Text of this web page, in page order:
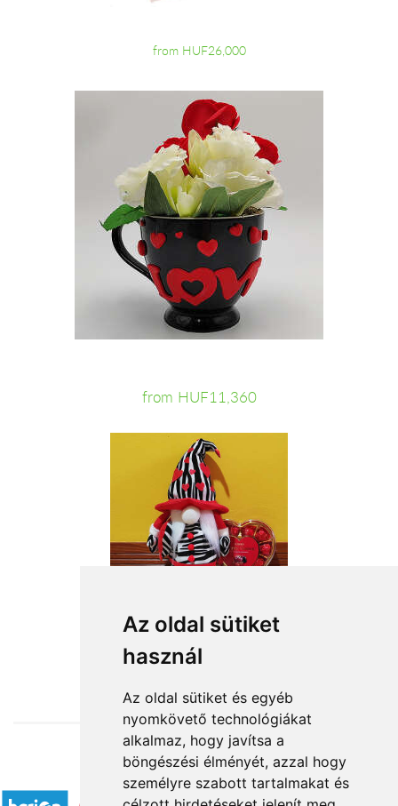
Az oldal sütiket
használ
Az oldal sütiket és egyéb
nyomkövető technológiákat
alkalmaz, hogy javítsa a
böngészési élményét, azzal hogy
személyre szabott tartalmakat és
from HUF26,000
from HUF11,360
from HUF16,360
Accepted payment methods